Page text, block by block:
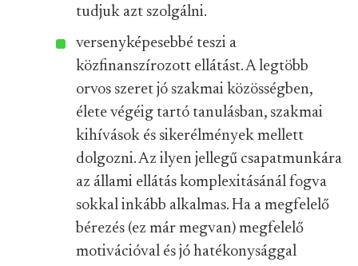
tudjuk azt szolgálni.
versenyképesebbé teszi a
közfinanszírozott ellátást. A legtöbb
orvos szeret jó szakmai közösségben,
élete végéig tartó tanulásban, szakmai
kihívások és sikerélmények mellett
dolgozni. Az ilyen jellegű csapatmunkára
az állami ellátás komplexitásánál fogva
sokkal inkább alkalmas. Ha a megfelelő
bérezés (ez már megvan) megfelelő
motivációval és jó hatékonysággal